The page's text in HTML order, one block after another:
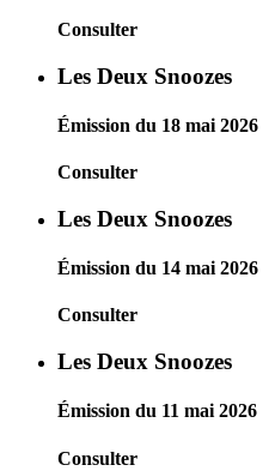
Consulter
Les Deux Snoozes
Émission du 18 mai 2026
Consulter
Les Deux Snoozes
Émission du 14 mai 2026
Consulter
Les Deux Snoozes
Émission du 11 mai 2026
Consulter